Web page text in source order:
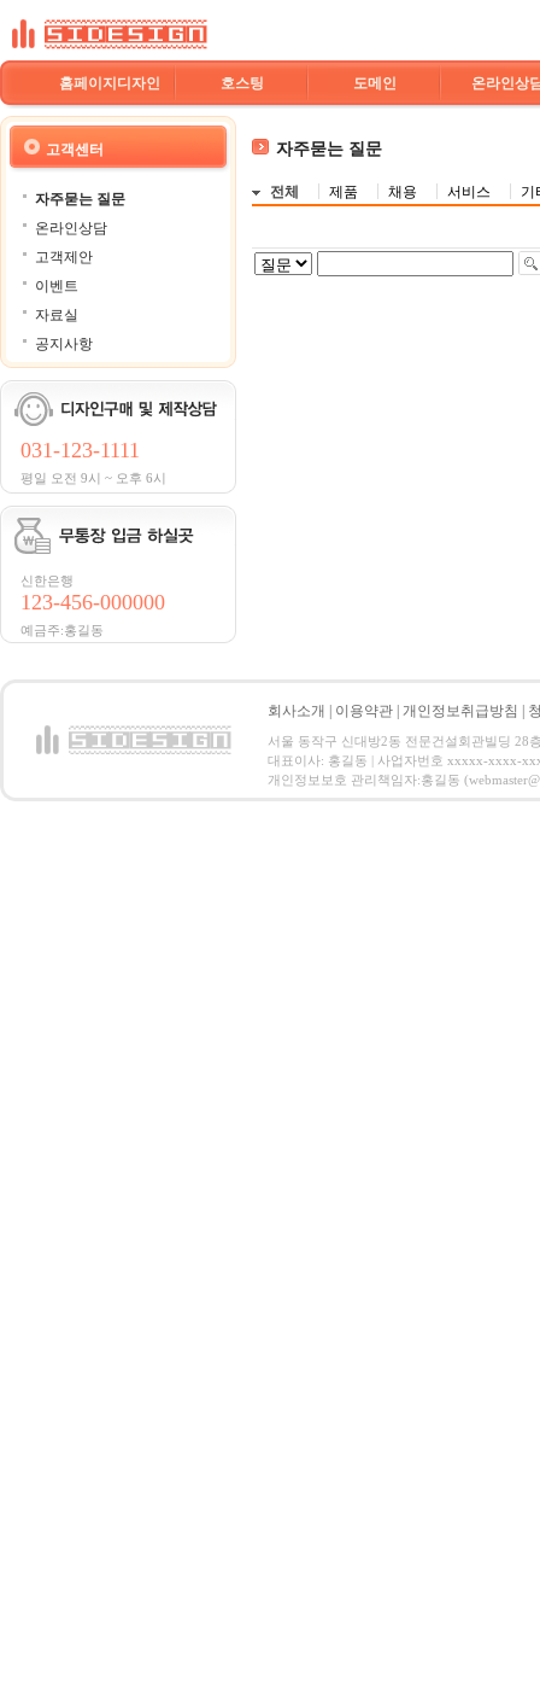
홈페이지디자인 호스팅 도메인 온라인상
고객센터
자주묻는 질문
온라인상담
고객제안
이벤트
자료실
공지사항
031-123-1111
평일 오전 9시 ~ 오후 6시
신한은행
123-456-000000
예금주:홍길동
자주묻는 질문
전체 제품 채용 서비스 기
회사소개 이용약관 개인정보취급방침
서울 동작구 신대방2동 전문건설회관빌딩 28
대표이사: 홍길동 | 사업자번호 xxxxx-xxxx-
개인정보보호 관리책임자:홍길동